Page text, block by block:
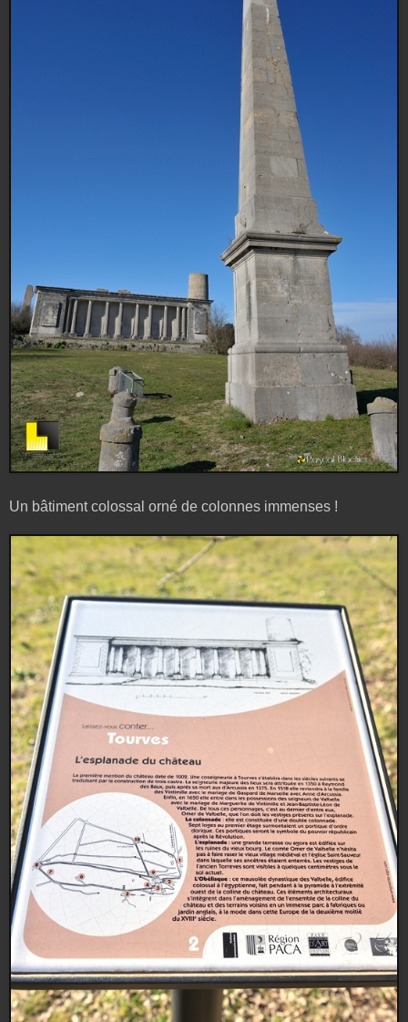
Un bâtiment colossal orné de colonnes immenses !